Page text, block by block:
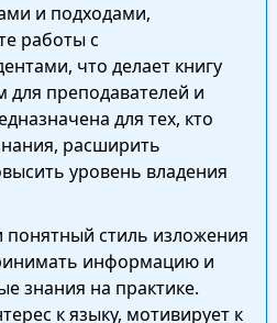
и подходами,
работы с
что делает книгу
преподавателей и
для тех, кто
расширить
уровень владения
понятный стиль изложения
информацию и
знания на практике.
к языку, мотивирует к